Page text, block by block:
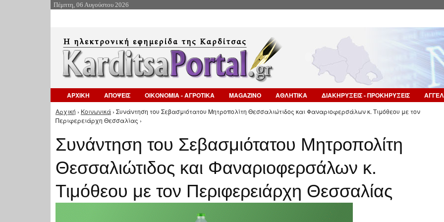
Πέμπτη, 06 Αυγούστου 2026
ΑΡΧΙΚΗ ΑΠΟΨΕΙΣ ΟΙΚΟΝΟΜΙΑ - ΑΓΡΟΤΙΚΑ MAGAZINO ΑΘΛΗΤΙΚΑ ΔΙΑΚΗΡΥΞΕΙΣ - ΠΡΟΚΗΡΥΞΕΙΣ
Είστε εδώ
Αρχική › Κοινωνικά › Συνάντηση του Σεβασμιότατου Μητροπολίτη Θεσσαλιώτιδος και Φαναριοφερσάλων κ. Τιμόθεου με τον
Περιφερειάρχη Θεσσαλίας ›
Συνάντηση του Σεβασμιότατου Μητροπολίτη
Θεσσαλιώτιδος και Φαναριοφερσάλων κ.
Τιμόθεου με τον Περιφερειάρχη Θεσσαλίας